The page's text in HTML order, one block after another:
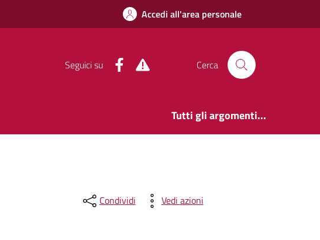
Accedi all'area personale
Seguici su FacebookAlert SystemCerca
Tutti gli argomenti...
Condividi Vedi azioni